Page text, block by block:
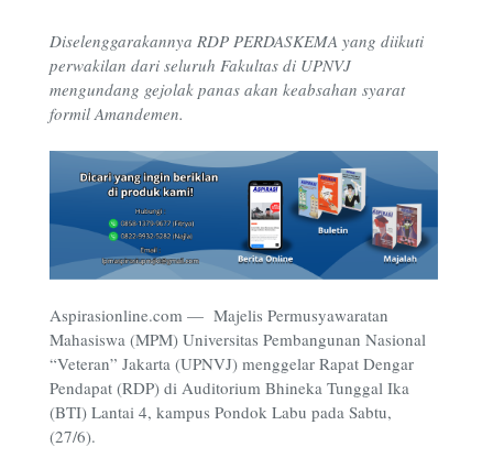
Diselenggarakannya RDP PERDASKEMA yang diikuti
perwakilan dari seluruh Fakultas di UPNVJ
mengundang gejolak panas akan keabsahan syarat
formil Amandemen.
Aspirasionline.com — Majelis Permusyawaratan
Mahasiswa (MPM) Universitas Pembangunan Nasional
“Veteran” Jakarta (UPNVJ) menggelar Rapat Dengar
Pendapat (RDP) di Auditorium Bhineka Tunggal Ika
(BTI) Lantai 4, kampus Pondok Labu pada Sabtu,
(27/6).